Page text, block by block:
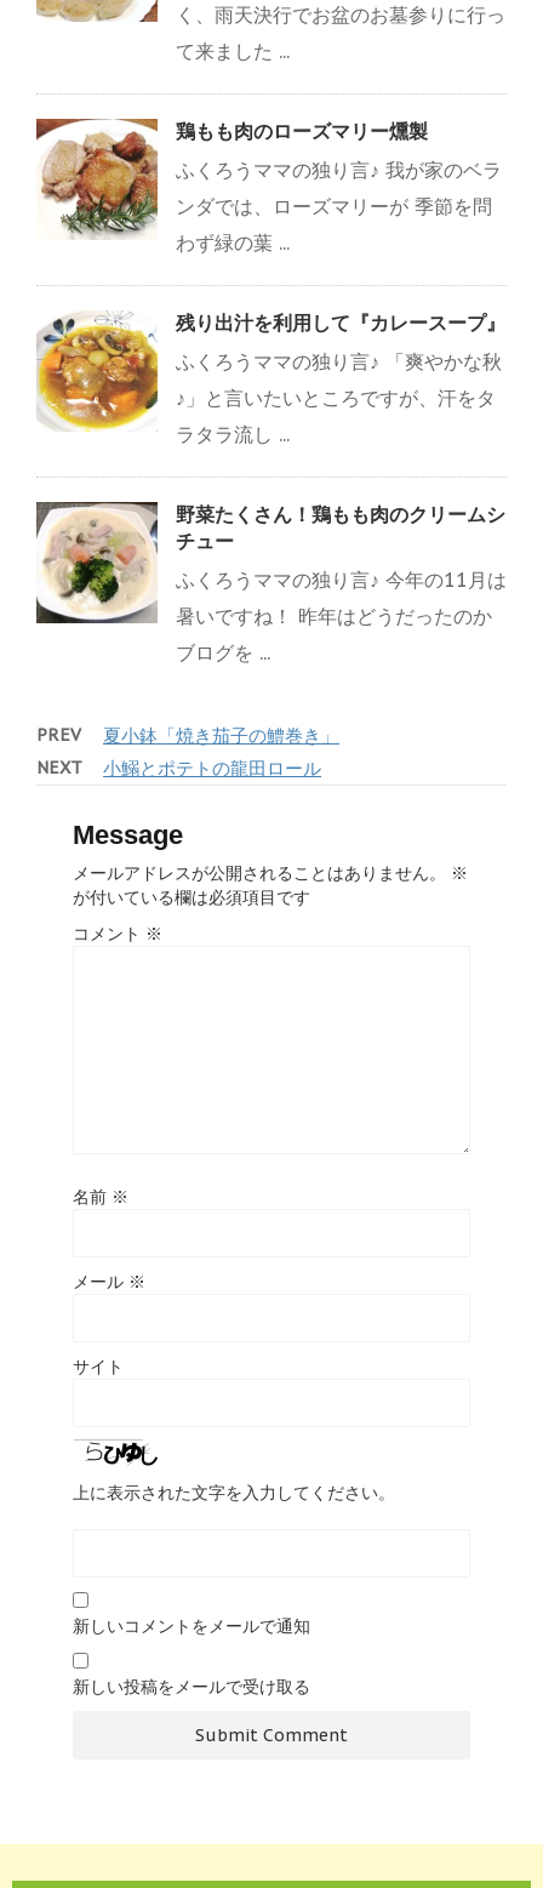
く、雨天決行でお盆のお墓参りに行っ
て来ました ...
鶏もも肉のローズマリー燻製
ふくろうママの独り言♪ 我が家のベラ
ンダでは、ローズマリーが 季節を問
わず緑の葉 ...
残り出汁を利用して『カレースープ』
ふくろうママの独り言♪ 「爽やかな秋
♪」と言いたいところですが、汗をタ
ラタラ流し ...
野菜たくさん！鶏もも肉のクリームシ
チュー
ふくろうママの独り言♪ 今年の11月は
暑いですね！ 昨年はどうだったのか
ブログを ...
PREV 夏小鉢「焼き茄子の鱧巻き」
NEXT 小鰯とポテトの龍田ロール
Message
メールアドレスが公開されることはありません。
※
が付いている欄は必須項目です
コメント ※
名前 ※
メール ※
サイト
上に表示された文字を入力してください。
新しいコメントをメールで通知
新しい投稿をメールで受け取る